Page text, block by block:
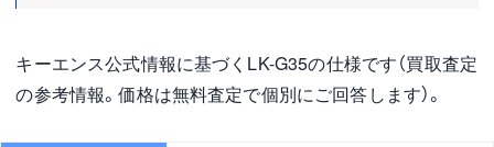
キーエンス公式情報に基づくLK-G35の仕様です（買取査定
の参考情報。価格は無料査定で個別にご回答します）。